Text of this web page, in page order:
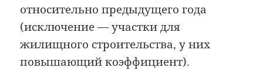
относительно предыдущего года
(исключение — участки для
жилищного строительства, у них
повышающий коэффициент).